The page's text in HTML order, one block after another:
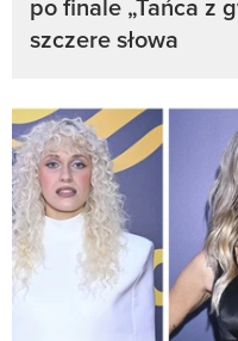
po finale „Tańca z
szczere słowa